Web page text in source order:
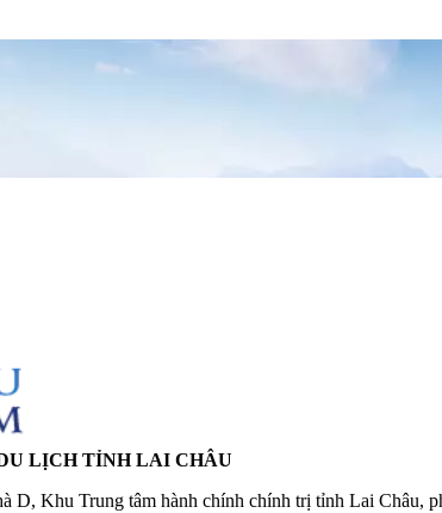
LỊCH TỈNH LAI CHÂU
D, Khu Trung tâm hành chính chính trị tỉnh Lai Châu,